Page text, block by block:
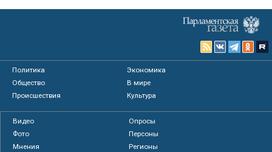
Политика
Экономика
Общество
В мире
Происшествия
Культура
Видео
Опросы
Фото
Персоны
Мнения
Регионы